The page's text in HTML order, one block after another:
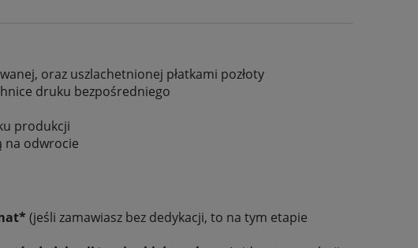
oraz uszlachetnionej płatkami pozłoty
druku bezpośredniego
produkcji
na odwrocie
(jeśli zamawiasz bez dedykacji, to na tym etapie